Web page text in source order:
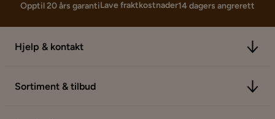
Opptil 20 års garantiLave fraktkostnader14 dagers angrerett
Hjelp & kontakt
Sortiment & tilbud